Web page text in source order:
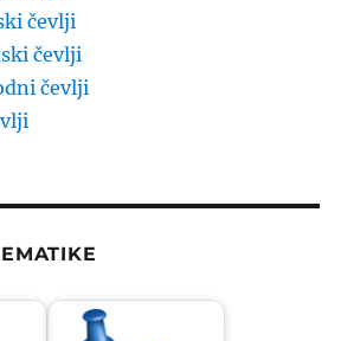
čevlji
čevlji
čevlji